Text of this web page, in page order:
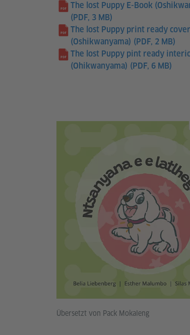
The lost Puppy E-Book
(PDF, 3 MB)
The lost Puppy print ready cover
(Oshikwanyama) (PDF, 2 MB)
The lost Puppy pint ready
(Ohikwanyama) (PDF, 6 MB)
Übersetzt von Pack Mokaleng